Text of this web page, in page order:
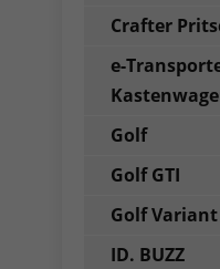
Crafter
e-
Golf
Golf GTI
Golf Variant
ID. BUZZ